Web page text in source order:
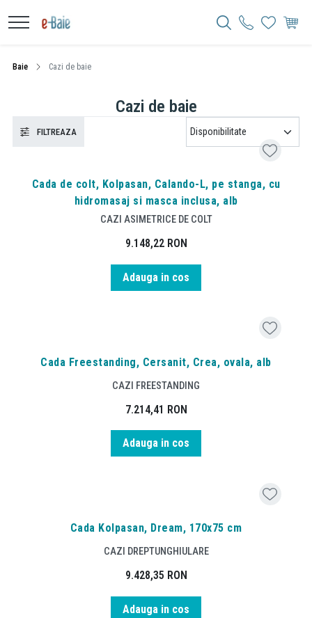
Baie Cazi de baie
Cazi de baie
FILTREAZA
Cada de colt, Kolpasan, Calando-L, pe stanga, cu
hidromasaj si masca inclusa, alb
CAZI ASIMETRICE DE COLT
9.148,22 RON
Adauga in cos
Cada Freestanding, Cersanit, Crea, ovala, alb
CAZI FREESTANDING
7.214,41 RON
Adauga in cos
Cada Kolpasan, Dream, 170x75 cm
CAZI DREPTUNGHIULARE
9.428,35 RON
Adauga in cos